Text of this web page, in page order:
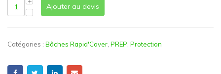
Ajouter au devis
Catégories : Bâches Rapid'Cover PREP Protection